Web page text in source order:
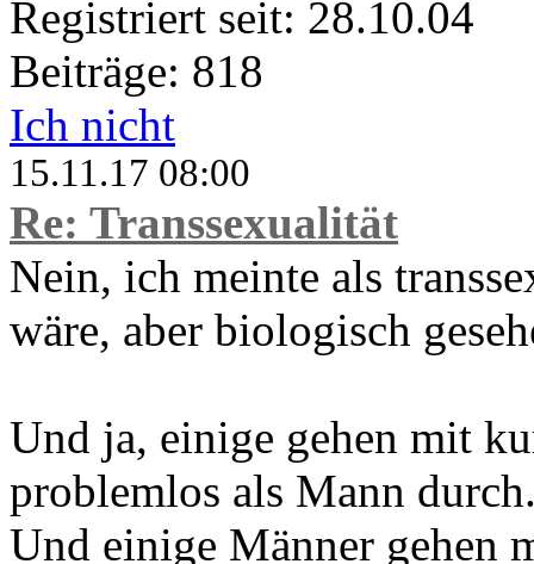
Registriert seit: 28.10.04
Beiträge: 818
Ich nicht
15.11.17 08:00
Re: Transsexualität
Nein, ich meinte als
wäre, aber biologisch
Und ja, einige gehen mit
problemlos als Mann
Und einige Männer gehen